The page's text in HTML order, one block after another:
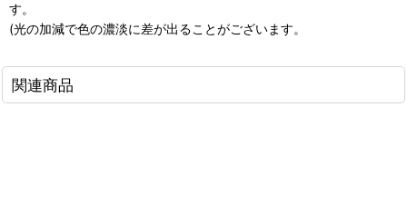
す。
(光の加減で色の濃淡に差が出ることがございます。
関連商品